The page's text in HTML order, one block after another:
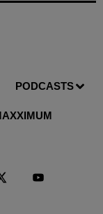
PODCASTS